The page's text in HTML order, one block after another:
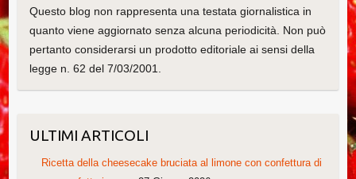
Questo blog non rappresenta una testata giornalistica in
quanto viene aggiornato senza alcuna periodicità. Non può
pertanto considerarsi un prodotto editoriale ai sensi della
legge n. 62 del 7/03/2001.
ULTIMI ARTICOLI
Ricetta della cheesecake bruciata al limone con confettura di